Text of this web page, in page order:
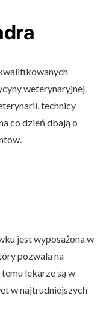
weterynaryjnej.
technicy
co dzień dbają o
jest wyposażona w
pozwala na
lekarze są w
w najtrudniejszych